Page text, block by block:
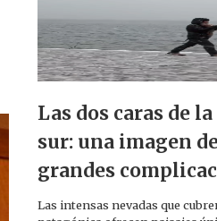
Las dos caras de
sur: una imagen
grandes
Las intensas nevadas que